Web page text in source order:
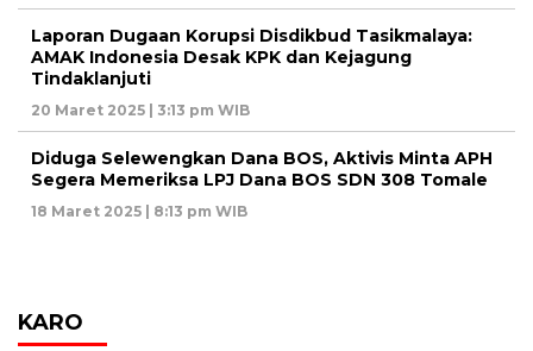
Laporan Dugaan Korupsi Disdikbud Tasikmalaya:
AMAK Indonesia Desak KPK dan Kejagung
Tindaklanjuti
20 Maret 2025 | 3:13 pm WIB
Diduga Selewengkan Dana BOS, Aktivis Minta APH
Segera Memeriksa LPJ Dana BOS SDN 308 Tomale
18 Maret 2025 | 8:13 pm WIB
KARO